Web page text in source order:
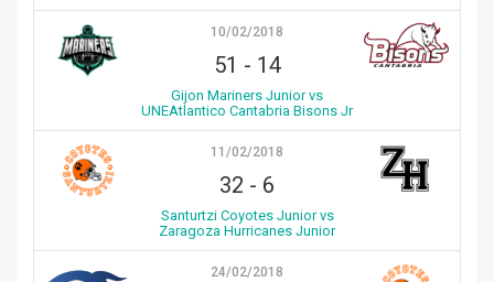
10/02/2018
51 - 14
Gijon Mariners Junior vs
UNEAtlantico Cantabria Bisons Jr
11/02/2018
32 - 6
Santurtzi Coyotes Junior vs
Zaragoza Hurricanes Junior
24/02/2018